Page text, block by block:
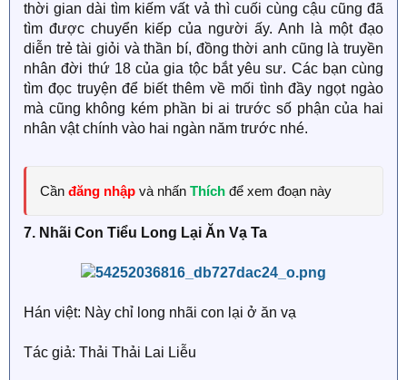
Nhưng.. mọi chuyện không diễn ra như mong đợi.
Đạo diễn Mạc bị người ta ám sát, Bạch Nhứ anh dũng
hiến thân, kết quả lại mang thai một em bé nhỏ trong
bụng.
Phải làm sao đây? Không thể để đạo diễn Mạc biết con
Vừa lên chương trình, đạo diễn Mạc đã hoàn toàn sụp
đổ với thiết lập nhân vật của mình, đã thế còn phải che
người ta lừa.
Về phần Bạch Nhứ, dĩ nhiên là phải siết chặt bụng để
thời gian dài tìm kiếm vất vả thì cuối cùng cậu cũng đã
tìm được chuyển kiếp của người ấy. Anh là một đạo
diễn trẻ tài giỏi và thần bí, đồng thời anh cũng là truyền
nhân đời thứ 18 của gia tộc bắt yêu sư. Các bạn cùng
tìm đọc truyện để biết thêm về mối tình đầy ngọt ngào
mà cũng không kém phần bi ai trước số phận của hai
nhân vật chính vào hai ngàn năm trước nhé.
Cần đăng nhập và nhấn Thích để xem đoạn này
7. Nhãi Con Tiểu Long Lại Ăn Vạ Ta
Hán việt: Này chỉ long nhãi con lại ở ăn vạ
Tác giả: Thải Thải Lai Liễu